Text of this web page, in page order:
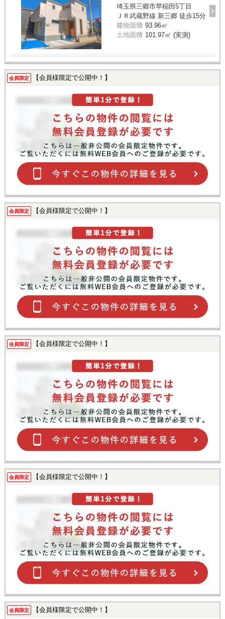
埼玉県三郷市早稲田5丁目
ＪＲ武蔵野線 新三郷 徒歩15分
建物面積 93.96㎡
土地面積 101.97㎡ (実測)
会員限定 【会員様限定で公開中！】
会員限定 【会員様限定で公開中！】
会員限定 【会員様限定で公開中！】
会員限定 【会員様限定で公開中！】
会員限定 【会員様限定で公開中！】